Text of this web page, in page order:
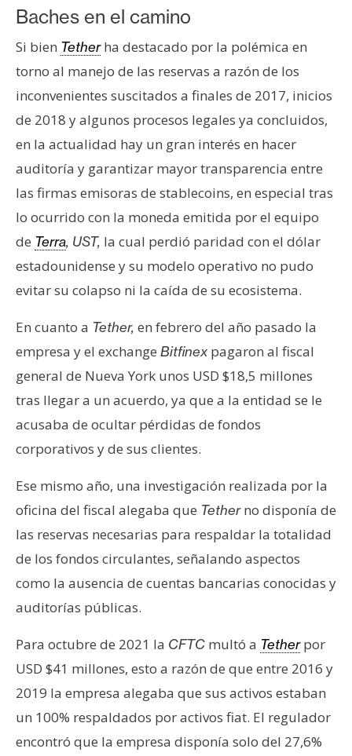
Baches en el camino
Si bien Tetherha destacado por la polémica en
torno al manejo de las reservas a razón de los
inconvenientes suscitados a finales de 2017, inicios
de 2018 y algunos procesos legales ya concluidos,
en la actualidad hay un gran interés en hacer
auditoría y garantizar mayor transparencia entre
las firmas emisoras de stablecoins, en especial tras
lo ocurrido con la moneda emitida por el equipo
de Terra, UST, la cual perdió paridad con el dólar
estadounidense y su modelo operativo no pudo
evitar su colapso ni la caída de su ecosistema.
En cuanto a Tether, en febrero del año pasado la
empresa y el exchange Bitfinex pagaron al fiscal
general de Nueva York unos USD $18,5 millones
tras llegar a un acuerdo, ya que a la entidad se le
acusaba de ocultar pérdidas de fondos
corporativos y de sus clientes.
Ese mismo año, una investigación realizada por la
oficina del fiscal alegaba que Tetherno disponía de
las reservas necesarias para respaldar la totalidad
de los fondos circulantes, señalando aspectos
como la ausencia de cuentas bancarias conocidas y
auditorías públicas.
Para octubre de 2021 la CFTC multó a Tetherpor
USD $41 millones, esto a razón de que entre 2016 y
2019 la empresa alegaba que sus activos estaban
un 100% respaldados por activos fiat. El regulador
encontró que la empresa disponía solo del 27,6%